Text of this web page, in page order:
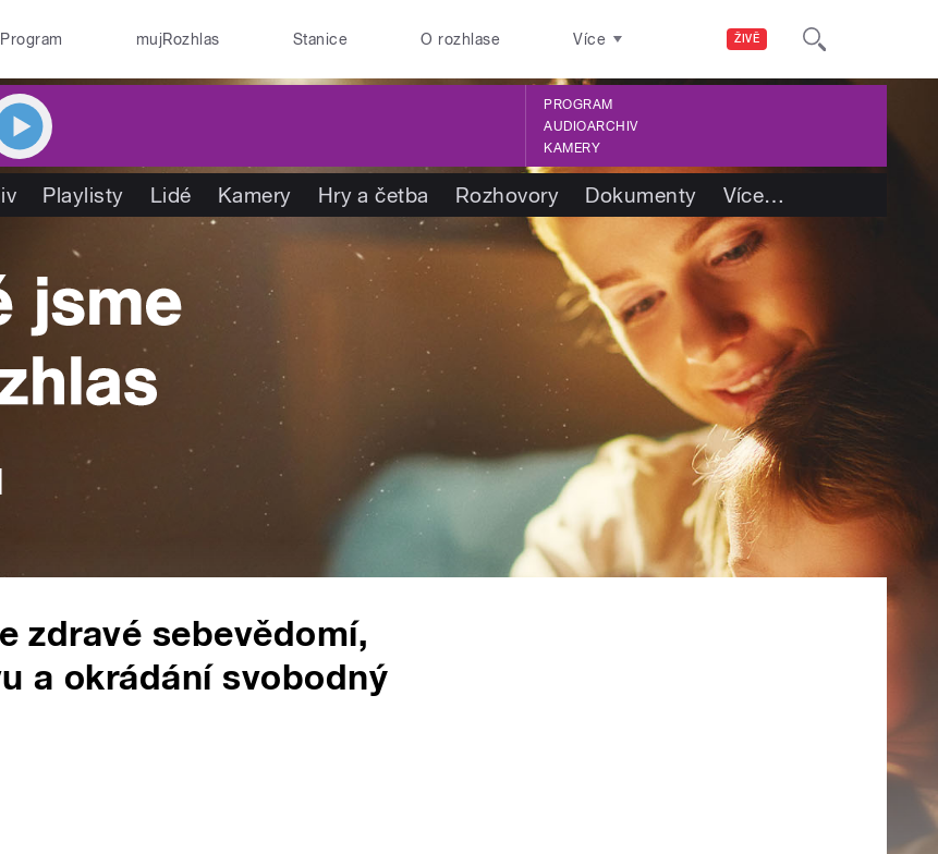
ŽIVĚ
Program mujRozhlas Stanice O rozhlase Více
PROGRAM
AUDIOARCHIV
KAMERY
Playlisty Lidé Kamery Hry a četba Rozhovory Dokumenty Více…
zdravé sebevědomí,
a okrádání svobodný